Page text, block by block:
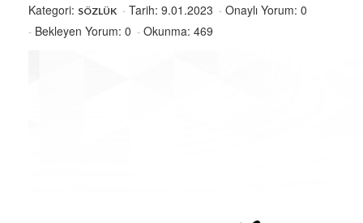
Kategori: SÖZLÜK Tarih: 9.01.2023
Onaylı Yorum: 0
Bekleyen Yorum: 0
Okunma: 469